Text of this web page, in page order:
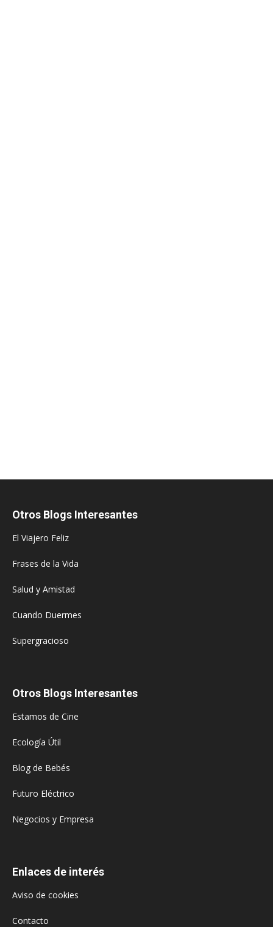
Otros Blogs Interesantes
El Viajero Feliz
Frases de la Vida
Salud y Amistad
Cuando Duermes
Supergracioso
Otros Blogs Interesantes
Estamos de Cine
Ecología Útil
Blog de Bebés
Futuro Eléctrico
Negocios y Empresa
Enlaces de interés
Aviso de cookies
Contacto